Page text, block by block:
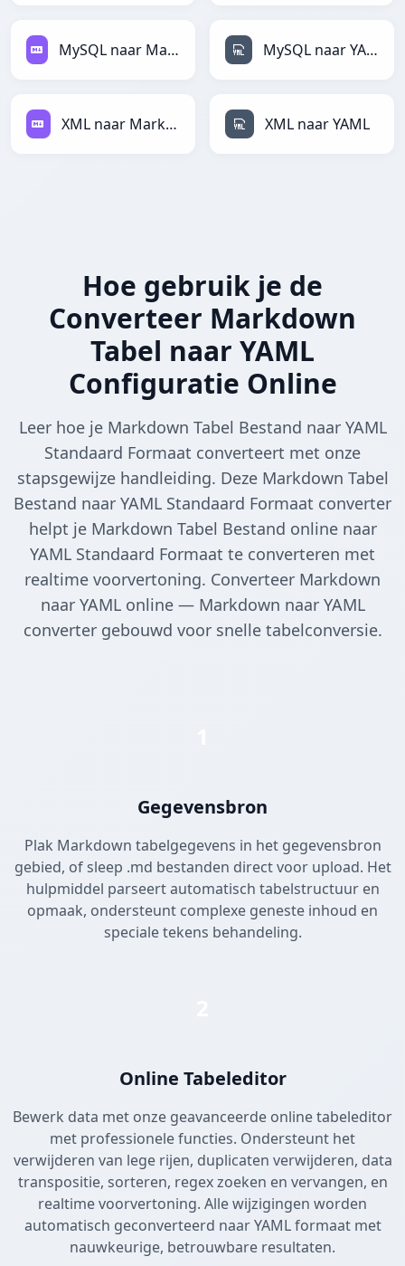
MySQL naar Markdown MySQL naar YAML
XML naar Markdown XML naar YAML
Hoe gebruik je de
Converteer Markdown
Tabel naar YAML
Configuratie Online
Leer hoe je Markdown Tabel Bestand naar YAML
Standaard Formaat converteert met onze
stapsgewijze handleiding. Deze Markdown Tabel
Bestand naar YAML Standaard Formaat converter
helpt je Markdown Tabel Bestand online naar
YAML Standaard Formaat te converteren met
realtime voorvertoning. Converteer Markdown
naar YAML online — Markdown naar YAML
converter gebouwd voor snelle tabelconversie.
Gegevensbron
Plak Markdown tabelgegevens in het gegevensbron
gebied, of sleep .md bestanden direct voor upload. Het
hulpmiddel parseert automatisch tabelstructuur en
opmaak, ondersteunt complexe geneste inhoud en
speciale tekens behandeling.
Online Tabeleditor
Bewerk data met onze geavanceerde online tabeleditor
met professionele functies. Ondersteunt het
verwijderen van lege rijen, duplicaten verwijderen, data
transpositie, sorteren, regex zoeken en vervangen, en
realtime voorvertoning. Alle wijzigingen worden
automatisch geconverteerd naar YAML formaat met
nauwkeurige, betrouwbare resultaten.